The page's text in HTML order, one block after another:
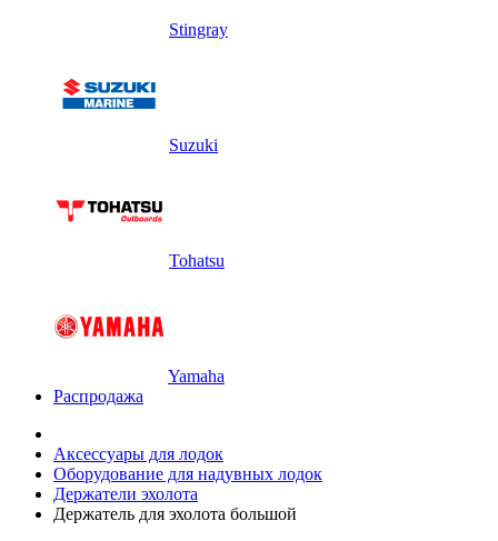
Stingray
Suzuki
Tohatsu
Yamaha
Распродажа
Аксессуары для лодок
Оборудование для надувных лодок
Держатели эхолота
Держатель для эхолота большой